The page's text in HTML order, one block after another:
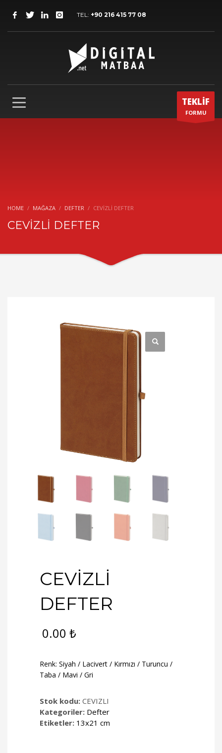
TEL: +90 216 415 77 08
TEKLİF
FORMU
HOME MAĞAZA DEFTER CEVİZLİ DEFTER
CEVİZLİ DEFTER
CEVİZLİ
DEFTER
0.00 ₺
Renk: Siyah / Lacivert / Kırmızı / Turuncu /
Taba / Mavi / Gri
Stok kodu: CEVIZLI
Kategoriler: Defter
Etiketler: 13x21 cm